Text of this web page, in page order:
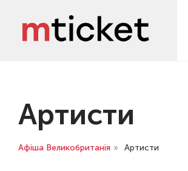
Артисти
Афіша Великобританія » Артисти